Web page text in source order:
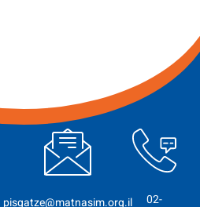
02-
pisgatze@matnasim.org.il